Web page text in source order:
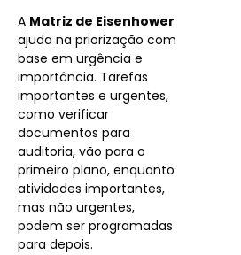
A Matriz de Eisenhower
ajuda na priorização com
base em urgência e
importância. Tarefas
importantes e urgentes,
como verificar
documentos para
auditoria, vão para o
primeiro plano, enquanto
atividades importantes,
mas não urgentes,
podem ser programadas
para depois.